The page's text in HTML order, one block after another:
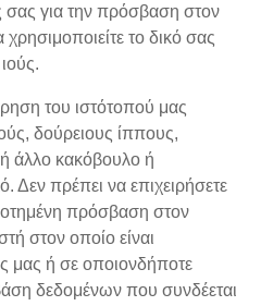
σας για την πρόσβαση στον
το δικό σας
του ιστότοπού μας
δούρειους ίππους,
άλλο κακόβουλο ή
Δεν πρέπει να επιχειρήσετε
πρόσβαση στον
στον οποίο είναι
μας ή σε οποιονδήποτε
δεδομένων που συνδέεται